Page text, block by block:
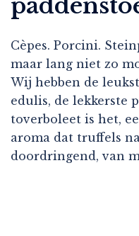
Cèpes. Porcini.
maar lang niet zo
Wij hebben de
edulis, de lekkerste
toverboleet is het,
aroma dat truffels
doordringend, van